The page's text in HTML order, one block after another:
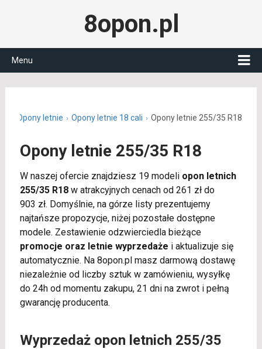
8opon.pl
Menu
Opony letnie Opony letnie 18 cali Opony letnie 255/35 R18
Opony letnie 255/35 R18
W naszej ofercie znajdziesz 19 modeli opon letnich
255/35 R18w atrakcyjnych cenach od 261 zł do
903 zł. Domyślnie, na górze listy prezentujemy
najtańsze propozycje, niżej pozostałe dostępne
modele. Zestawienie odzwierciedla bieżące
promocje oraz letnie wyprzedaże i aktualizuje się
automatycznie. Na 8opon.pl masz darmową dostawę
niezależnie od liczby sztuk w zamówieniu, wysyłkę
do 24h od momentu zakupu, 21 dni na zwrot i pełną
gwarancję producenta.
Wyprzedaż opon letnich 255/35